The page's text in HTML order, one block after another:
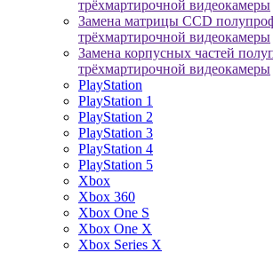
трёхмартирочной видеокамеры
Замена матрицы CCD
трёхмартирочной видеокамеры
Замена корпусных частей
трёхмартирочной видеокамеры
PlayStation
PlayStation 1
PlayStation 2
PlayStation 3
PlayStation 4
PlayStation 5
Xbox
Xbox 360
Xbox One S
Xbox One X
Xbox Series X